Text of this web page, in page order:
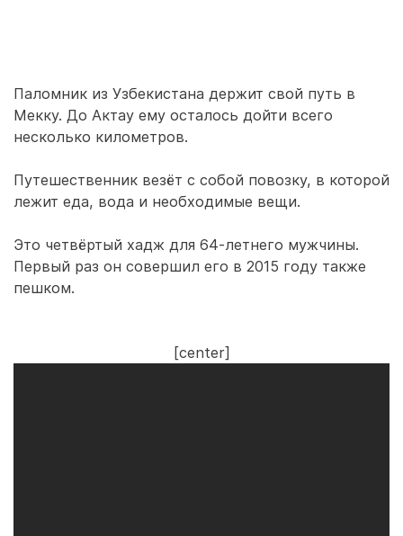
Паломник из Узбекистана держит свой путь в
Мекку. До Актау ему осталось дойти всего
несколько километров.
Путешественник везёт с собой повозку, в которой
лежит еда, вода и необходимые вещи.
Это четвёртый хадж для 64-летнего мужчины.
Первый раз он совершил его в 2015 году также
пешком.
[center]